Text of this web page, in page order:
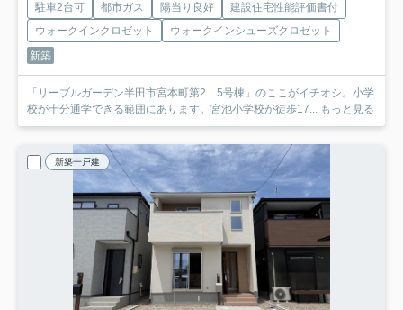
駐車2台可 都市ガス 陽当り良好
建設住宅性能評価書付
ウォークインクロゼット
ウォークインシューズクロゼット
新築
「リーブルガーデン半田市宮本町第2 5号棟」のここがイチオシ。小学
校が十分通学できる範囲にあります。宮池小学校が徒歩17... もっと見る
新築一戸建